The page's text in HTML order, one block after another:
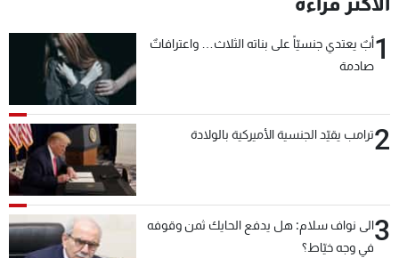
1أبٌ يعتدي جنسيّاً على بناته الثلاث… واعترافاتٌ
صادمة
2ترامب يقيّد الجنسية الأميركية بالولادة
3الى نواف سلام: هل يدفع الحايك ثمن وقوفه
في وجه خيّاط؟
الإنـتـاج
وظائف